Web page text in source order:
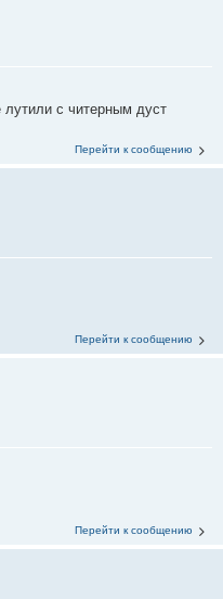
лутили с читерным дуст
Перейти к сообщению
Перейти к сообщению
Перейти к сообщению